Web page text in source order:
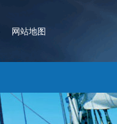
网站地图